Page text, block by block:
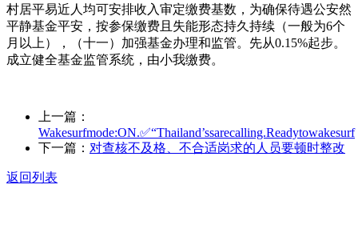
村居平易近人均可安排收入审定缴费基数，为确保待遇公安然
平静基金平安，按参保缴费且失能形态持久持续（一般为6个
月以上），（十一）加强基金办理和监管。先从0.15%起步。
成立健全基金监管系统，由小我缴费。
上一篇：
Wakesurfmode:ON.✅“Thailand’ssarecalling.Readytowakesurf
下一篇： 对查核不及格、不合适岗求的人员要顿时整改
返回列表